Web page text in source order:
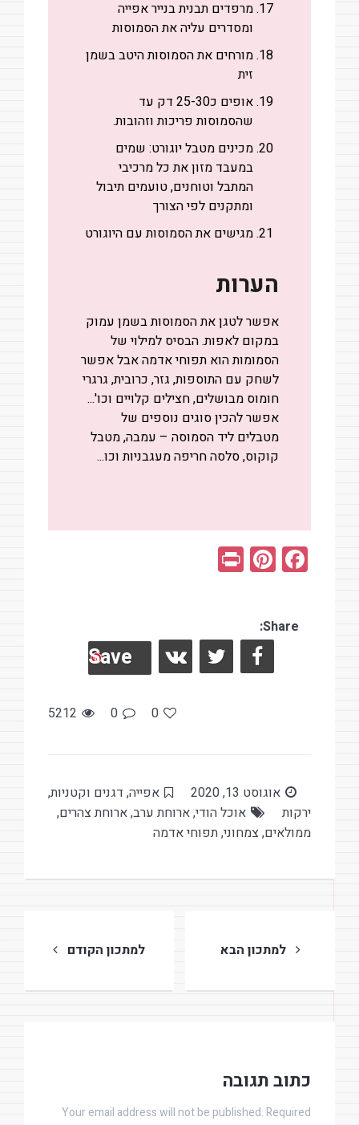
מרפדים תבנית בנייר אפייה
ומסדרים עליה את הסמוסות
מורחים את הסמוסות היטב בשמן
זית
אופים כ25-30 דק עד
שהסמוסות פריכות וזהובות.
מכינים מטבל יוגורט: שמים
במעבד מזון את כל מרכיבי
המתבל וטוחנים, טועמים תיבול
ומתקנים לפי הצורך
מגישים את הסמוסות עם היוגורט
הערות
אפשר לטגן את הסמוסות בשמן עמוק
במקום לאפות.הבסיס למילוי של
הסמומות הוא תפוחי אדמה אבל אפשר
לשחק עם התוספות, גזר, כרובית, גרגרי
חומוס מבושלים, חצילים קלויים וכו'...
אפשר להכין סוגים נוספים של
מטבלים ליד הסמוסה – עמבה, מטבל
קוקוס, סלסה חריפה מעגבניות וכו...
F
a
ce
b
o
Pi
nt
es
t
Share:
Save
5212 0 0
אוגוסט 13, 2020 אפייה, דגנים וקטניות,
ירקות
אוכל הודי,ארוחת ערב,ארוחת צהרים,
ממולאים,צמחוני,תפוחי אדמה
ניווט
למתכון הקודם למתכון הבא
כתוב תגובה
Your email address will not be published. Required